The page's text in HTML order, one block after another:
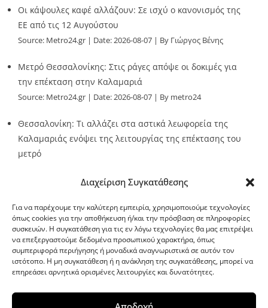
Διαχείριση Συγκατάθεσης
Για να παρέχουμε την καλύτερη εμπειρία, χρησιμοποιούμε τεχνολογίες
όπως cookies για την αποθήκευση ή/και την πρόσβαση σε πληροφορίες
συσκευών. Η συγκατάθεση για τις εν λόγω τεχνολογίες θα μας επιτρέψει
να επεξεργαστούμε δεδομένα προσωπικού χαρακτήρα, όπως
συμπεριφορά περιήγησης ή μοναδικά αναγνωριστικά σε αυτόν τον
ιστότοπο. Η μη συγκατάθεση ή η ανάκληση της συγκατάθεσης, μπορεί να
επηρεάσει αρνητικά ορισμένες λειτουργίες και δυνατότητες.
Οι κάψουλες καφέ αλλάζουν: Σε ισχύ ο κανονισμός της
ΕΕ από τις 12 Αυγούστου
Source: Metro24.gr Date: 2026-08-07 By Γιώργος Βένης
Μετρό Θεσσαλονίκης: Στις ράγες απόψε οι δοκιμές για
την επέκταση στην Καλαμαριά
Source: Metro24.gr Date: 2026-08-07 By metro24
Θεσσαλονίκη: Τι αλλάζει στα αστικά λεωφορεία της
Καλαμαριάς ενόψει της λειτουργίας της επέκτασης του
μετρό
G-point.gr